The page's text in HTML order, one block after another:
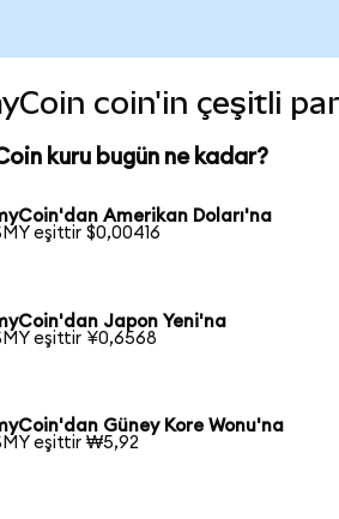
coin'in çeşitli
kuru bugün ne kadar?
Amerikan Doları'na
eşittir $0,00416
Japon Yeni'na
eşittir ¥0,6568
Güney Kore Wonu'na
eşittir ₩5,92